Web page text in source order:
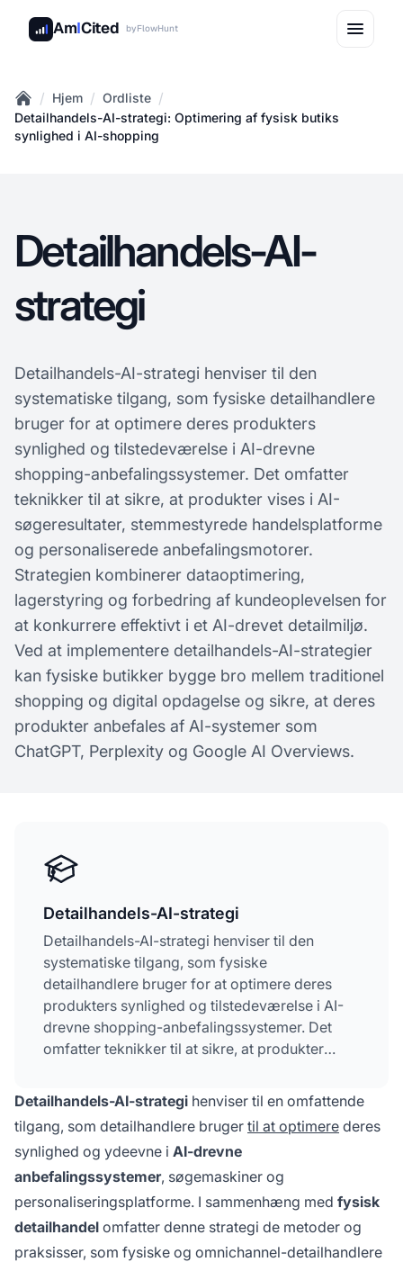
AmICited byFlowHunt
Home
/ Hjem / Ordliste /
Detailhandels-AI-strategi: Optimering af fysisk butiks
synlighed i AI-shopping
Detailhandels-AI-
strategi
Detailhandels-AI-strategi henviser til den
systematiske tilgang, som fysiske detailhandlere
bruger for at optimere deres produkters
synlighed og tilstedeværelse i AI-drevne
shopping-anbefalingssystemer. Det omfatter
teknikker til at sikre, at produkter vises i AI-
søgeresultater, stemmestyrede handelsplatforme
og personaliserede anbefalingsmotorer.
Strategien kombinerer dataoptimering,
lagerstyring og forbedring af kundeoplevelsen for
at konkurrere effektivt i et AI-drevet detailmiljø.
Ved at implementere detailhandels-AI-strategier
kan fysiske butikker bygge bro mellem traditionel
shopping og digital opdagelse og sikre, at deres
produkter anbefales af AI-systemer som
ChatGPT, Perplexity og Google AI Overviews.
Detailhandels-AI-strategi
Detailhandels-AI-strategi henviser til den
systematiske tilgang, som fysiske
detailhandlere bruger for at optimere deres
produkters synlighed og tilstedeværelse i AI-
drevne shopping-anbefalingssystemer. Det
omfatter teknikker til at sikre, at produkter
handelsplatforme og personaliserede
anbefalingsmotorer. Strategien kombinerer
dataoptimering, lagerstyring og forbedring af
kundeoplevelsen for at konkurrere effektivt i et
AI-drevet detailmiljø. Ved at implementere
detailhandels-AI-strategier kan fysiske butikker
bygge bro mellem traditionel shopping og
digital opdagelse og sikre, at deres produkter
anbefales af AI-systemer som ChatGPT,
Detailhandels-AI-strategi henviser til en omfattende
tilgang, som detailhandlere bruger til at optimere deres
synlighed og ydeevne i AI-drevne
anbefalingssystemer, søgemaskiner og
personaliseringsplatforme. I sammenhæng med fysisk
detailhandel omfatter denne strategi de metoder og
praksisser, som fysiske og omnichannel-detailhandlere